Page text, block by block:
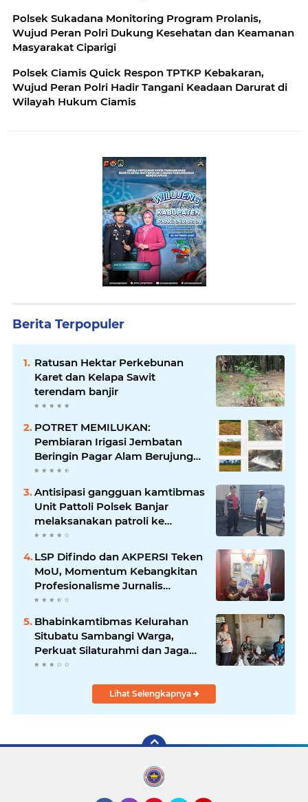
Polsek Sukadana Monitoring Program Prolanis,
Wujud Peran Polri Dukung Kesehatan dan Keamanan
Masyarakat Ciparigi
Polsek Ciamis Quick Respon TPTKP Kebakaran,
Wujud Peran Polri Hadir Tangani Keadaan Darurat di
Wilayah Hukum Ciamis
Berita Terpopuler
Ratusan Hektar Perkebunan
Karet dan Kelapa Sawit
terendam banjir
POTRET MEMILUKAN:
Pembiaran Irigasi Jembatan
Beringin Pagar Alam Berujung
'Bencana' Bagi Petani
Antisipasi gangguan kamtibmas
Unit Pattoli Polsek Banjar
melaksanakan patroli ke
tempat-tempat keramaian di
wilayah hukum
LSP Difindo dan AKPERSI Teken
MoU, Momentum Kebangkitan
Profesionalisme Jurnalis
Nasional
Bhabinkamtibmas Kelurahan
Situbatu Sambangi Warga,
Perkuat Silaturahmi dan Jaga
Kondusivitas Wilayah
Lihat Selengkapnya